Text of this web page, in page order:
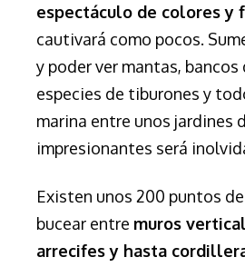
espectáculo de colores y
cautivará como pocos.
y poder ver mantas, bancos
especies de tiburones y
marina entre unos jardines
impresionantes será
Existen unos 200 puntos
bucear entre muros
arrecifes y hasta